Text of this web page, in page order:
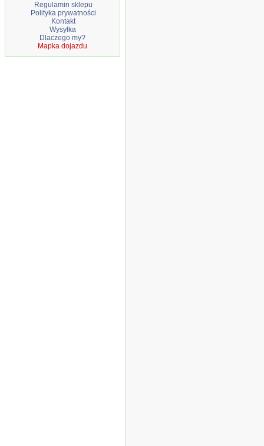
Regulamin sklepu
Polityka prywatności
Kontakt
Wysyłka
Dlaczego my?
Mapka dojazdu